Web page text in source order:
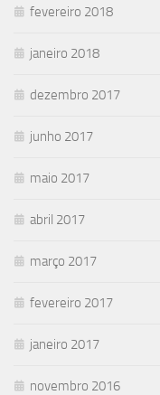
fevereiro 2018
janeiro 2018
dezembro 2017
junho 2017
maio 2017
abril 2017
março 2017
fevereiro 2017
janeiro 2017
novembro 2016